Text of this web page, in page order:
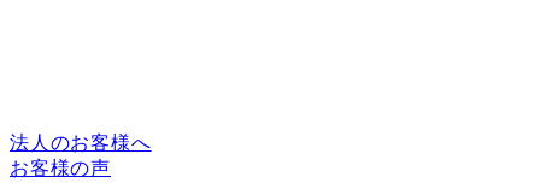
法人のお客様へ
お客様の声